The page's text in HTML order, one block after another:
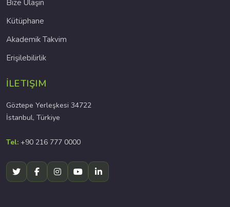
Bize Ulaşın
Kütüphane
Akademik Takvim
Erişilebilirlik
İLETIŞIM
Göztepe Yerleşkesi 34722
İstanbul, Türkiye
Tel: +90 216 777 0000